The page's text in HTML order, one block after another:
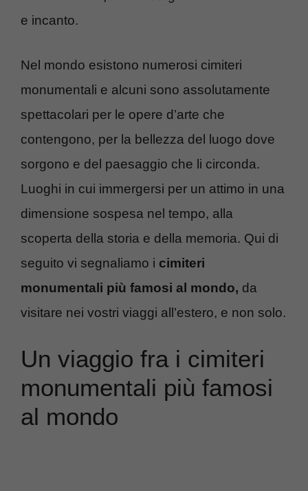
e incanto.
Nel mondo esistono numerosi cimiteri
monumentali e alcuni sono assolutamente
spettacolari per le opere d’arte che
contengono, per la bellezza del luogo dove
sorgono e del paesaggio che li circonda.
Luoghi in cui immergersi per un attimo in una
dimensione sospesa nel tempo, alla
scoperta della storia e della memoria. Qui di
seguito vi segnaliamo i cimiteri
monumentali più famosi al mondo, da
visitare nei vostri viaggi all’estero, e non solo.
Un viaggio fra i cimiteri
monumentali più famosi
al mondo